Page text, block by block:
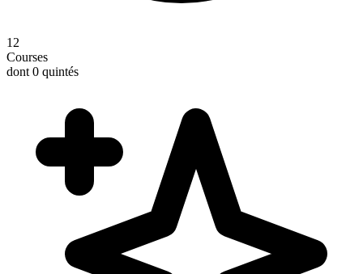
12
Courses
dont 0 quintés